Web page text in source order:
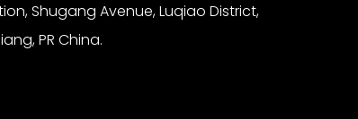
Shugang Avenue, Luqiao District,
PR China.